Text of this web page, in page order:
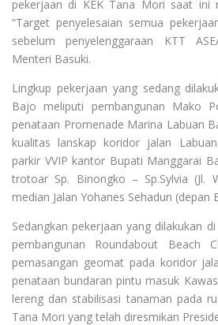
pekerjaan di KEK Tana Mori saat ini
“Target penyelesaian semua
sebelum penyelenggaraan KTT
Menteri Basuki.
Lingkup pekerjaan yang sedang
Bajo meliputi pembangunan Mako
penataan Promenade Marina Labuan
kualitas lanskap koridor jalan
parkir VVIP kantor Bupati Manggarai
trotoar Sp. Binongko – Sp.Sylvia (Jl.
median Jalan Yohanes Sehadun (depan
Sedangkan pekerjaan yang dilakukan
pembangunan Roundabout Beach
pemasangan geomat pada koridor
penataan bundaran pintu masuk
lereng dan stabilisasi tanaman pada
Tana Mori yang telah diresmikan